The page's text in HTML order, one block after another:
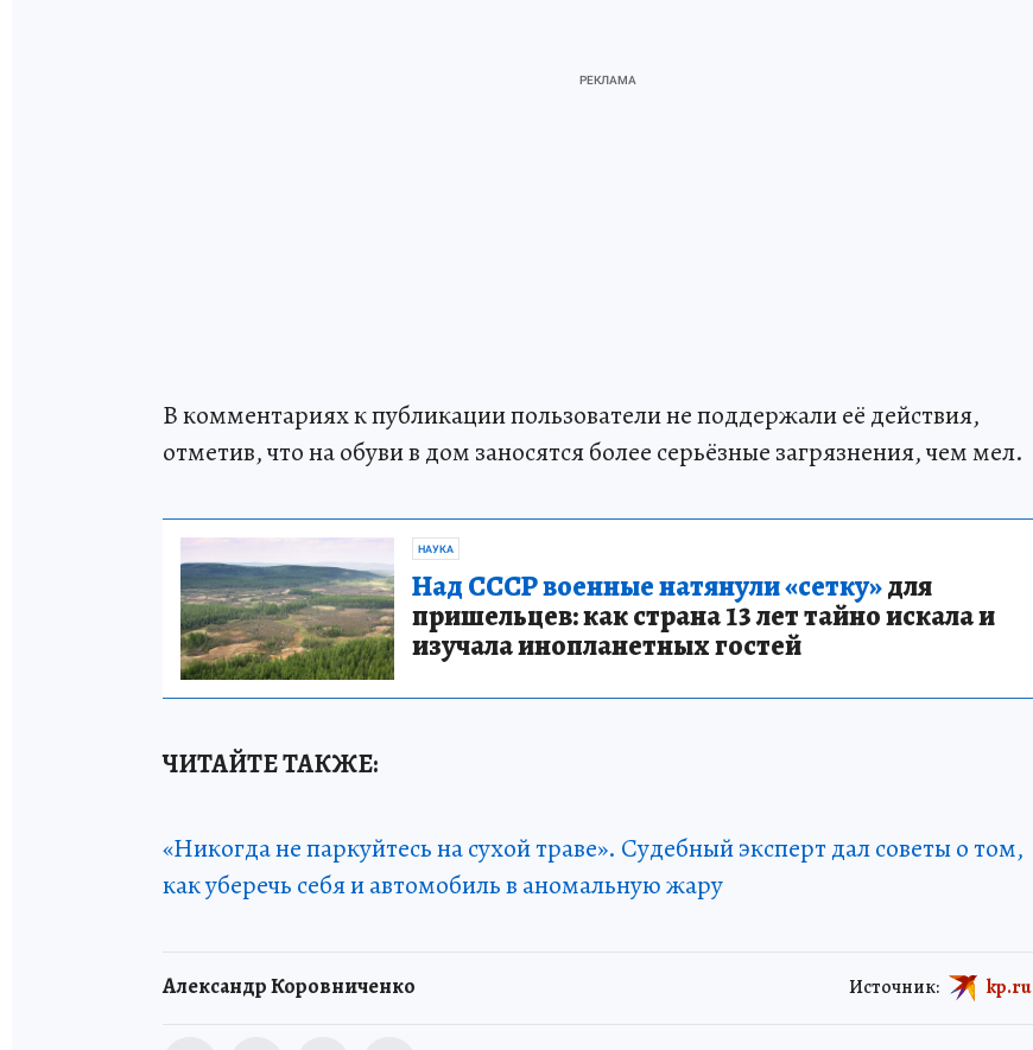
В комментариях к публикации пользователи не поддержали её действия,
отметив, что на обуви в дом заносятся более серьёзные загрязнения, чем мел.
НАУКА
Над СССР военные натянули «сетку»для
пришельцев: как страна 13 лет тайно искала и
изучала инопланетных гостей
ЧИТАЙТЕ ТАКЖЕ:
«Никогда не паркуйтесь на сухой траве». Судебный эксперт дал советы о том,
как уберечь себя и автомобиль в аномальную жару
Александр Коровниченко Источник: kp.ru